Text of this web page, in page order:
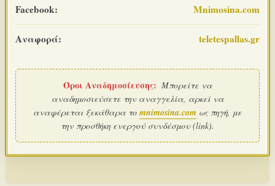
Facebook: Mnimosina.com
Αναφορά: teletespallas.gr
Όροι Αναδημοσίευσης: Μπορείτε να
αναδημοσιεύσετε την αναγγελία, αρκεί να
αναφέρεται ξεκάθαρα το mnimosina.com ως πηγή, με
την προσθήκη ενεργού συνδέσμου (link).